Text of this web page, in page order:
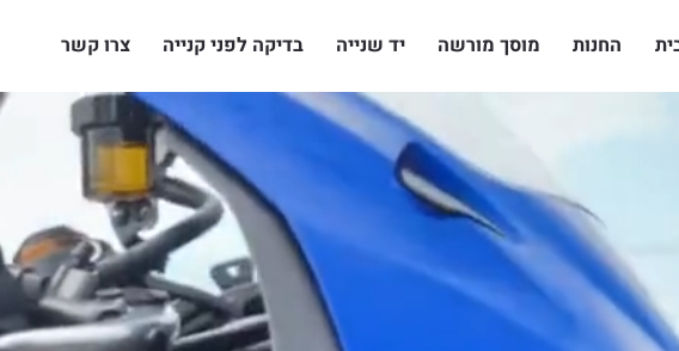
החנות מוסך מורשה יד שנייה בדיקה לפני קנייה צרו קשר